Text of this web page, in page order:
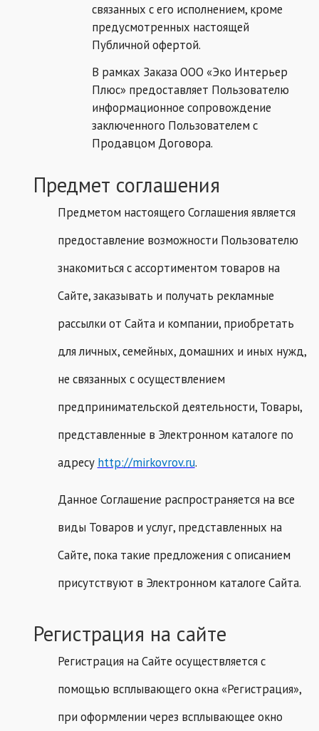
связанных с его исполнением, кроме
предусмотренных настоящей
Публичной офертой.
В рамках Заказа ООО «Эко Интерьер
Плюс» предоставляет Пользователю
информационное сопровождение
заключенного Пользователем с
Продавцом Договора.
Предмет соглашения
Предметом настоящего Соглашения является
предоставление возможности Пользователю
знакомиться с ассортиментом товаров на
Сайте, заказывать и получать рекламные
рассылки от Сайта и компании, приобретать
для личных, семейных, домашних и иных нужд,
не связанных с осуществлением
предпринимательской деятельности, Товары,
представленные в Электронном каталоге по
адресу http://mirkovrov.ru.
Данное Соглашение распространяется на все
виды Товаров и услуг, представленных на
Сайте, пока такие предложения с описанием
присутствуют в Электронном каталоге Сайта.
Регистрация на сайте
Регистрация на Сайте осуществляется с
помощью всплывающего окна «Регистрация»,
при оформлении через всплывающее окно